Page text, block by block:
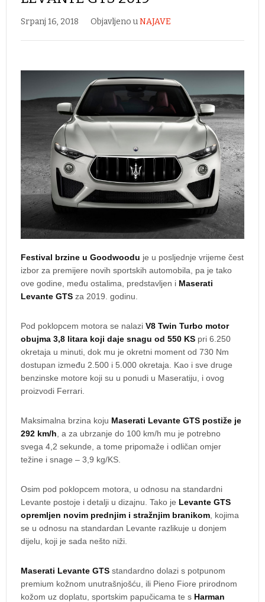
Srpanj 16, 2018 Objavljeno uNAJAVE
Festival brzine u Goodwoodu je u posljednje vrijeme čest
izbor za premijere novih sportskih automobila, pa je tako
ove godine, među ostalima, predstavljen i Maserati
Levante GTS za 2019. godinu.
Pod poklopcem motora se nalazi V8 Twin Turbo motor
obujma 3,8 litara koji daje snagu od 550 KS pri 6.250
okretaja u minuti, dok mu je okretni moment od 730 Nm
dostupan između 2.500 i 5.000 okretaja. Kao i sve druge
benzinske motore koji su u ponudi u Maseratiju, i ovog
proizvodi Ferrari.
Maksimalna brzina koju Maserati Levante GTS postiže je
292 km/h , a za ubrzanje do 100 km/h mu je potrebno
svega 4,2 sekunde, a tome pripomaže i odličan omjer
težine i snage – 3,9 kg/KS.
Osim pod poklopcem motora, u odnosu na standardni
Levante postoje i detalji u dizajnu. Tako je Levante GTS
opremljen novim prednjim i stražnjim branikom , kojima
se u odnosu na standardan Levante razlikuje u donjem
dijelu, koji je sada nešto niži.
Maserati Levante GTS standardno dolazi s potpunom
premium kožnom unutrašnjošću, ili Pieno Fiore prirodnom
kožom uz doplatu, sportskim papučicama te s Harman